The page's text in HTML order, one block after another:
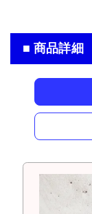
■ 商品詳細